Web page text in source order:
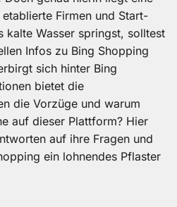
Firmen und Start-
kalte Wasser springst, solltest
Infos zu Bing Shopping
sich hinter Bing
bietet die
die Vorzüge und warum
auf dieser Plattform? Hier
auf ihre Fragen und
ein lohnendes Pflaster